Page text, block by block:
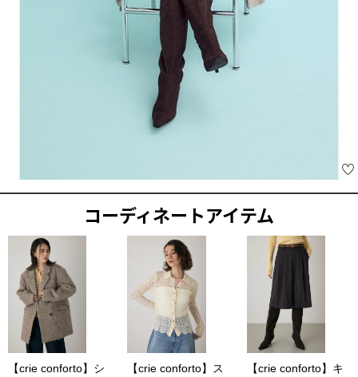
コーディネートアイテム
【crie conforto】シ
【crie conforto】ス
【crie conforto】キ